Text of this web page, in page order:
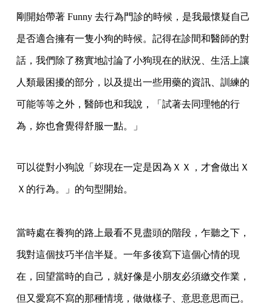
剛開始帶著 Funny 去行為門診的時候，是我最懷疑自己
是否適合擁有一隻小狗的時候。記得在診間和醫師的對
話，我們除了務實地討論了小狗現在的狀況、生活上讓
人類最困擾的部分，以及提出一些用藥的資訊、訓練的
可能等等之外，醫師也和我說，「試著去同理牠的行
為，妳也會覺得舒服一點。」
可以從對小狗說「妳現在一定是因為ＸＸ，才會做出Ｘ
Ｘ的行為。」的句型開始。
當時處在養狗的路上最看不見盡頭的階段，乍聽之下，
我對這個技巧半信半疑。一年多後寫下這個心情的現
在，回望當時的自己，就好像是小朋友必須繳交作業，
但又愛寫不寫的那種情境，做做樣子、意思意思而已。